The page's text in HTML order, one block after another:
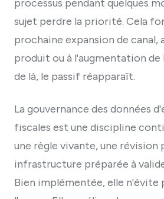
processus pendant quelques
sujet perdre la priorité. Cela
prochaine expansion de canal,
produit ou à l'augmentation de
de là, le passif réapparaît.
La gouvernance des données
fiscales est une discipline
une règle vivante, une révision
infrastructure préparée à
Bien implémentée, elle n'évite